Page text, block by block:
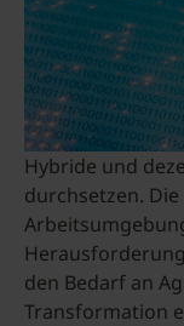
Hybride und
durchsetzen.
den Bedarf an
Transformation